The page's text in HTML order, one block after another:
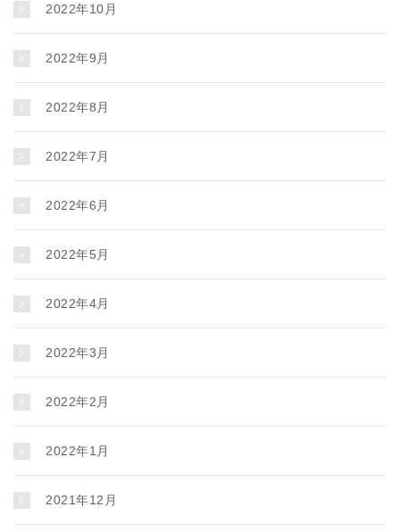
2022年10月
2022年9月
2022年8月
2022年7月
2022年6月
2022年5月
2022年4月
2022年3月
2022年2月
2022年1月
2021年12月